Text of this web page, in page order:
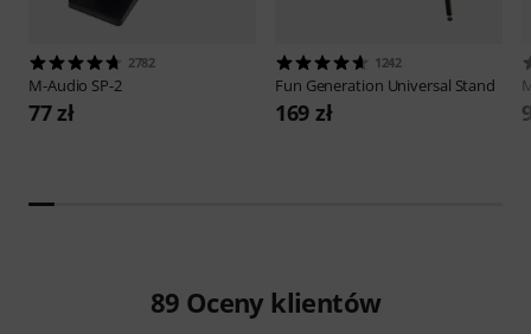
2782
M-Audio SP-2
77 zł
1242
Fun Generation Universal Stand
169 zł
89 Oceny klientów